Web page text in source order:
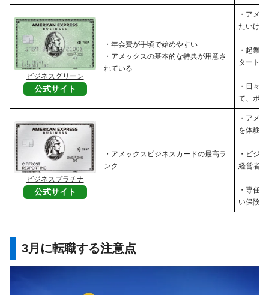
ビジネスグリーン
公式サイト
・年会費が手頃で始めやすい
・アメックスの基本的な特典が用意さ
れている
・アメ
たいけれ
・起業
タートア
・日々
て、ポイ
ビジネスプラチナ
公式サイト
・アメックスビジネスカードの最高ラ
ンク
・アメ
を体験
・ビジ
経営者
・専任
い保険
3月に転職する注意点